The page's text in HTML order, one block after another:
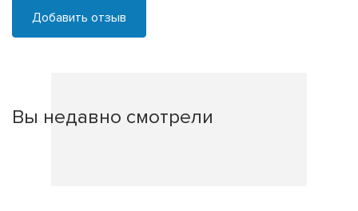
Добавить отзыв
Вы недавно смотрели